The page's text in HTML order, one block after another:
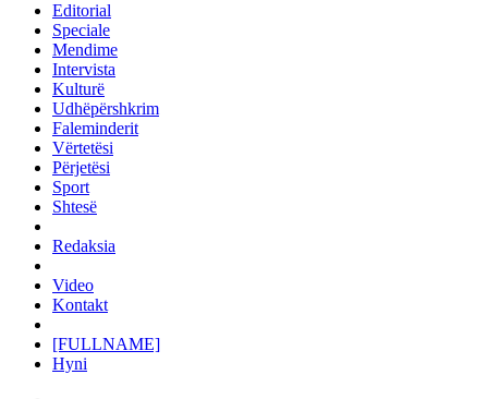
Editorial
Speciale
Mendime
Intervista
Kulturë
Udhëpërshkrim
Faleminderit
Vërtetësi
Përjetësi
Sport
Shtesë
Redaksia
Video
Kontakt
[FULLNAME]
Hyni